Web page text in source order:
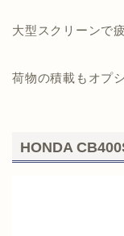
大型スクリーンで
荷物の積載もオプ
HONDA